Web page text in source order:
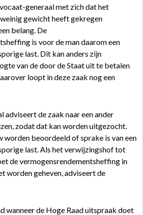
generaal met zich dat het
gewicht heeft gekregen
belang. De
is voor de man daarom een
last. Dit kan anders zijn
van de door de Staat uit te betalen
loopt in deze zaak nog een
adviseert de zaak naar een ander
zodat dat kan worden uitgezocht.
worden beoordeeld of sprake is van een
last. Als het verwijzingshof tot
de vermogensrendementsheffing in
worden geheven, adviseert de
wanneer de Hoge Raad uitspraak doet